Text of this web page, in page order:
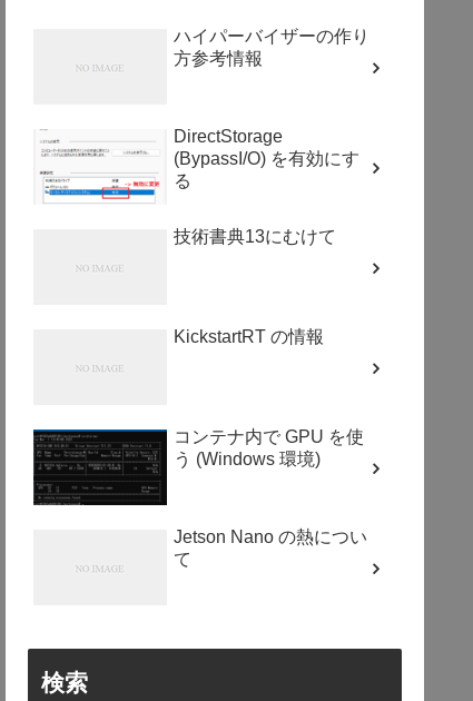
ハイパーバイザーの作り
方参考情報
DirectStorage
(BypassI/O) を有効にす
る
技術書典13にむけて
KickstartRT の情報
コンテナ内で GPU を使
う (Windows 環境)
Jetson Nano の熱につい
て
検索